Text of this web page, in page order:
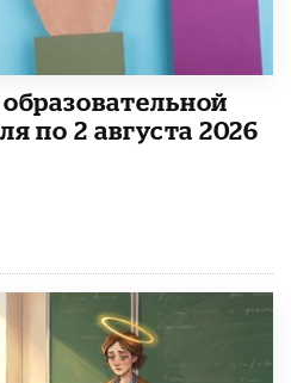
по 2 августа 2026